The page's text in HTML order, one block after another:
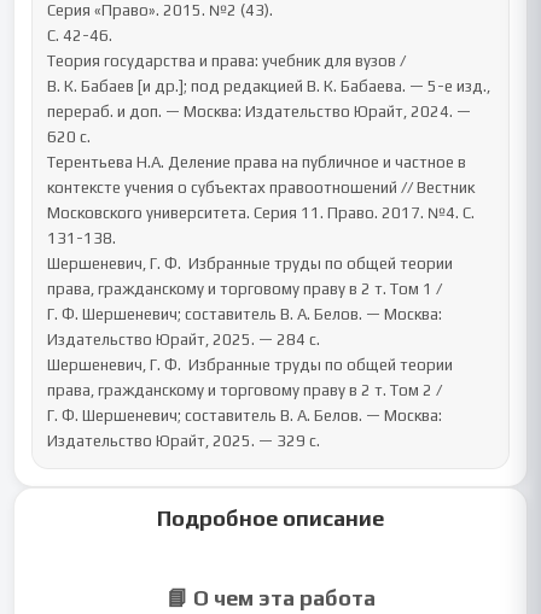
Серия «Право». 2015. №2 (43).
С. 42-46.
Теория государства и права: учебник для вузов /
В. К. Бабаев [и др.]; под редакцией В. К. Бабаева. — 5-е изд.,
перераб. и доп. — Москва: Издательство Юрайт, 2024. —
620 с.
Терентьева Н.А. Деление права на публичное и частное в
контексте учения о субъектах правоотношений // Вестник
Московского университета. Серия 11. Право. 2017. №4. С.
131-138.
Шершеневич, Г. Ф.  Избранные труды по общей теории
права, гражданскому и торговому праву в 2 т. Том 1 /
Г. Ф. Шершеневич; составитель В. А. Белов. — Москва:
Издательство Юрайт, 2025. — 284 с.
Шершеневич, Г. Ф.  Избранные труды по общей теории
права, гражданскому и торговому праву в 2 т. Том 2 /
Г. Ф. Шершеневич; составитель В. А. Белов. — Москва:
Издательство Юрайт, 2025. — 329 с.
Подробное описание
📘 О чем эта работа